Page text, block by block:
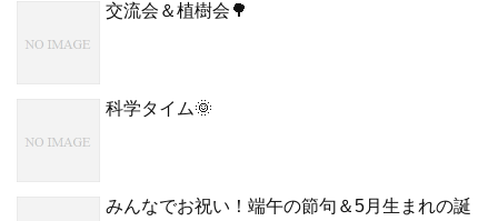
交流会＆植樹会🌳
科学タイム🌞
みんなでお祝い！端午の節句＆5月生まれの誕